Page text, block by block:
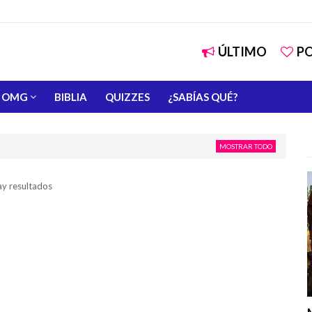
ÚLTIMO
OMG BIBLIA QUIZZES ¿SABÍAS QUÉ?
MOSTRAR TODO
resultados